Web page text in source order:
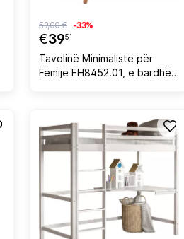
€3951
59,00 € -33%
Tavolinë Minimaliste për
Fëmijë FH8452.01, e bardhë,